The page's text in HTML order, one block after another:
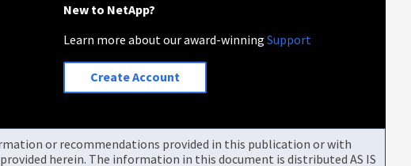
New to NetApp?
Learn more about our award-winningSupport
Create Account
or recommendations provided in this publication or with
herein. The information in this document is distributed AS IS